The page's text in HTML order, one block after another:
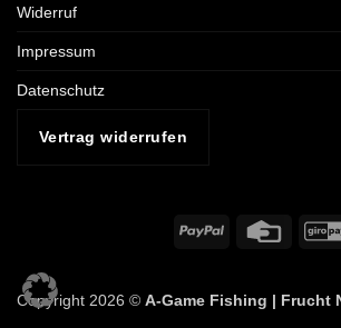
Widerruf
Impressum
Datenschutz
Vertrag widerrufen
PayPal
Credit
Copyright 2026 © A-Game Fishing | Frucht